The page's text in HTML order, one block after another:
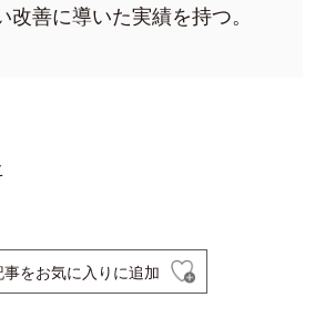
善に導いた実績を持つ。
事をお気に入りに追加